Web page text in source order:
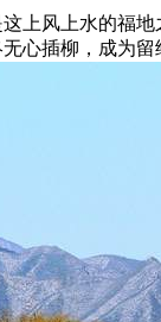
上风上水的福
心插柳，成为留